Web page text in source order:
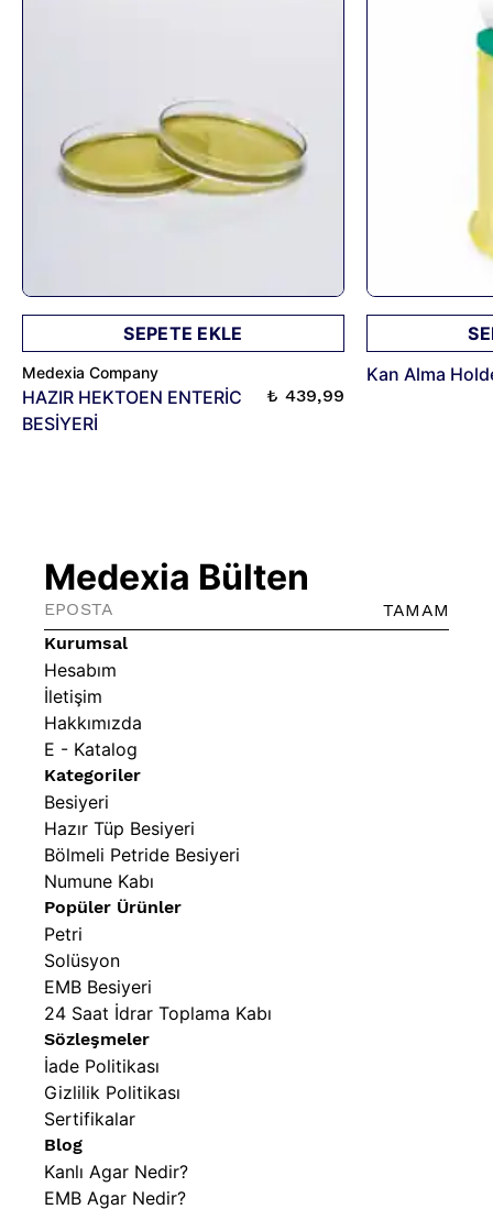
SEPETE EKLE
Medexia Company
HAZIR HEKTOEN ENTERİC
BESİYERİ
₺ 439,99
Kan Alma
Kurumsal
Hesabım
İletişim
Hakkımızda
E - Katalog
Kategoriler
Besiyeri
Hazır Tüp Besiyeri
Bölmeli Petride Besiyeri
Numune Kabı
Popüler Ürünler
Petri
Solüsyon
EMB Besiyeri
24 Saat İdrar Toplama Kabı
Sözleşmeler
İade Politikası
Gizlilik Politikası
Sertifikalar
Blog
Kanlı Agar Nedir?
EMB Agar Nedir?
Medexia Bülten
TAMAM